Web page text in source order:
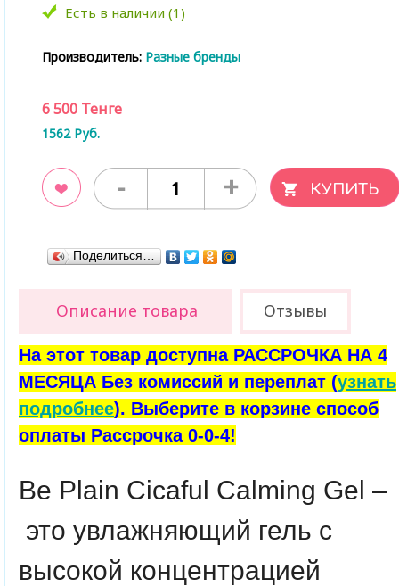
Есть в наличии (1)
Производитель: Разные бренды
6 500 Тенге
1562 Руб.
- +
Поделиться…
Описание товара Отзывы
На этот товар доступна РАССРОЧКА НА 4
МЕСЯЦА Без комиссий и переплат (узнать
подробнее). Выберите в корзине способ
оплаты Рассрочка 0-0-4!
Be Plain Cicaful Calming Gel –
это увлажняющий гель с
высокой концентрацией